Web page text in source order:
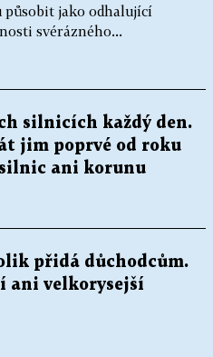
jako odhalující
svérázného...
silnicích každý den.
jim poprvé od roku
silnic ani korunu
přidá důchodcům.
ani velkorysejší